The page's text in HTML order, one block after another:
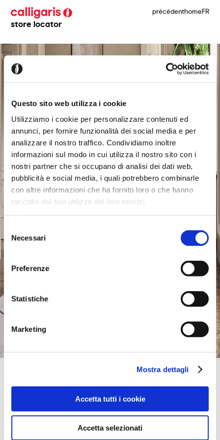
Questo sito web utilizza i cookie
Utilizziamo i cookie per personalizzare contenuti ed
annunci, per fornire funzionalità dei social media e per
analizzare il nostro traffico. Condividiamo inoltre
informazioni sul modo in cui utilizza il nostro sito con i
nostri partner che si occupano di analisi dei dati web,
pubblicità e social media, i quali potrebbero combinarle
con altre informazioni che ha fornito loro o che hanno
raccolto dal suo utilizzo dei loro servizi.
del
consenso
Necessari
Preferenze
Statistiche
Marketing
Mostra dettagli
Accetta tutti i cookie
Accetta selezionati
store locator
précédenthomeFR
AV. PASEO DE LAS PALMAS, 150,
11000, DISTRITO FEDERAL, Mexique
+52 55 52022466